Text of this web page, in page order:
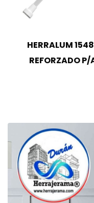
HERRALUM
REFORZADO